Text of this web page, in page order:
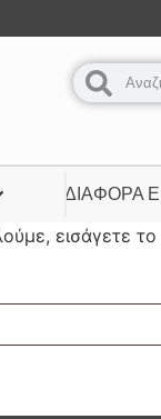
ΔΙΆΦΟΡΑ
εισάγετε